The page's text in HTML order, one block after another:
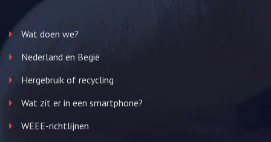
Wat doen we?
Nederland en Begië
Hergebruik of recycling
Wat zit er in een smartphone?
WEEE-richtlijnen